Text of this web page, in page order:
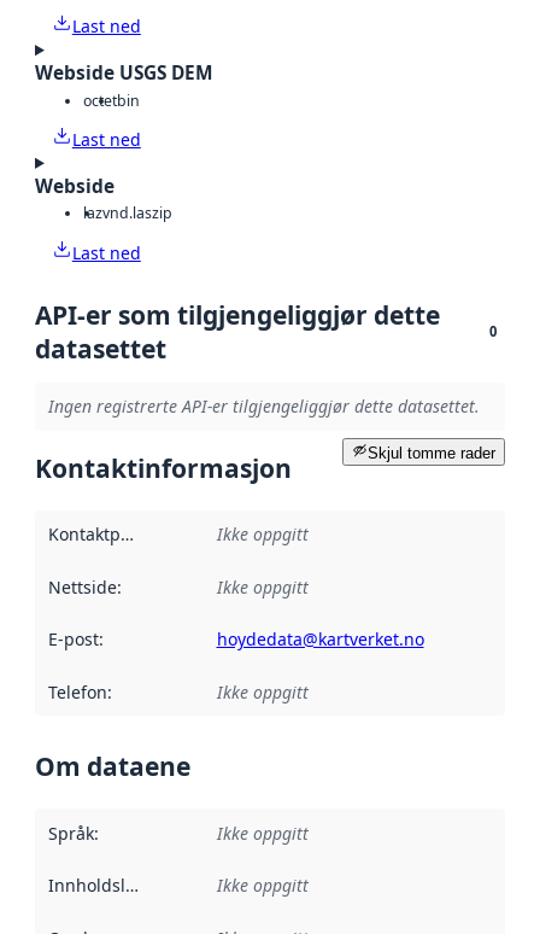
Last ned
Webside USGS DEM
octetbin
Last ned
Webside
lazvnd.laszip
Last ned
API-er som tilgjengeliggjør dette
datasettet
0
Ingen registrerte API-er tilgjengeliggjør dette datasettet.
Skjul tomme rader
Kontaktinformasjon
Kontaktpunkt Ikke oppgitt
Nettside: Ikke oppgitt
E-post: hoydedata@kartverket.no
Telefon: Ikke oppgitt
Om dataene
Språk: Ikke oppgitt
Innholdsleverandører :
Ikke oppgitt